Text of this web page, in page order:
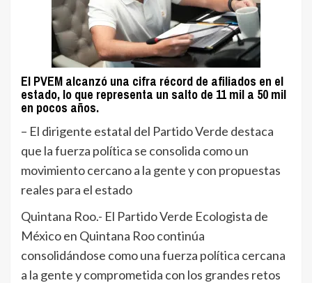
El PVEM alcanzó una cifra récord de afiliados en el
estado, lo que representa un salto de 11 mil a 50 mil
en pocos años.
– El dirigente estatal del Partido Verde destaca
que la fuerza política se consolida como un
movimiento cercano a la gente y con propuestas
reales para el estado
Quintana Roo.- El Partido Verde Ecologista de
México en Quintana Roo continúa
consolidándose como una fuerza política cercana
a la gente y comprometida con los grandes retos